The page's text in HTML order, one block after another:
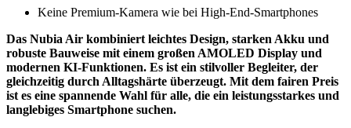
Keine Premium-Kamera wie bei High-End-Smartphones
Das Nubia Air kombiniert leichtes Design, starken Akku und
robuste Bauweise mit einem großen AMOLED Display und
modernen KI-Funktionen. Es ist ein stilvoller Begleiter, der
gleichzeitig durch Alltagshärte überzeugt. Mit dem fairen Preis
ist es eine spannende Wahl für alle, die ein leistungsstarkes und
langlebiges Smartphone suchen.